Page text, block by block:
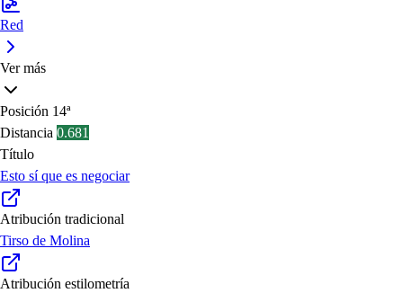
Red
Ver más
Posición 14ª
Distancia 0.681
Título
Esto sí que es negociar
Atribución tradicional
Tirso de Molina
Atribución estilometría